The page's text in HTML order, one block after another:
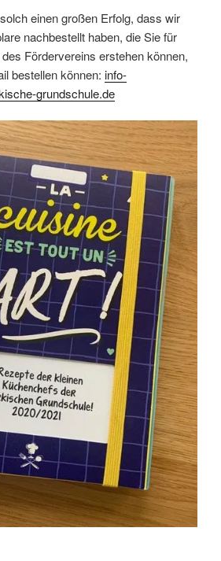
einen großen Erfolg, dass wir
nachbestellt haben, die Sie für
Fördervereins erstehen können,
bestellen können: info-
grundschule.de